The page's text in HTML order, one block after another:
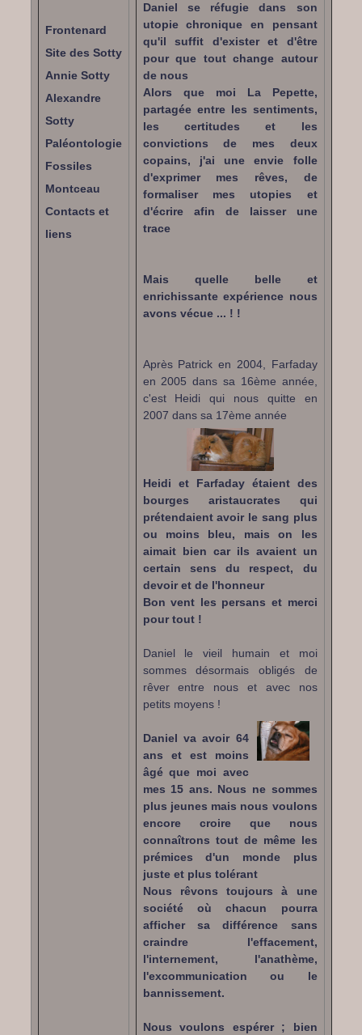
Frontenard
Site des Sotty
Annie Sotty
Alexandre
Sotty
Paléontologie
Fossiles
Montceau
Contacts et
liens
Daniel se réfugie dans son
utopie chronique en pensant
qu'il suffit d'exister et d'être
pour que tout change autour
de nous
Alors que moi La Pepette,
partagée entre les sentiments,
les certitudes et les
convictions de mes deux
copains, j'ai une envie folle
d'exprimer mes rêves, de
formaliser mes utopies et
d'écrire afin de laisser une
trace
Mais quelle belle et
enrichissante expérience nous
avons vécue ... ! !
Après Patrick en 2004, Farfaday
en 2005 dans sa 16ème année,
c'est Heidi qui nous quitte en
2007 dans sa 17ème année
Heidi et Farfaday étaient des
bourges aristaucrates qui
prétendaient avoir le sang plus
ou moins bleu, mais on les
aimait bien car ils avaient un
certain sens du respect, du
devoir et de l'honneur
Bon vent les persans et merci
pour tout !
Daniel le vieil humain et moi
sommes désormais obligés de
rêver entre nous et avec nos
petits moyens !
Daniel va avoir 64
ans et est moins
âgé que moi avec
mes 15 ans. Nous ne sommes
plus jeunes mais nous voulons
encore croire que nous
connaîtrons tout de même les
prémices d'un monde plus
juste et plus tolérant
Nous rêvons toujours à une
société où chacun pourra
afficher sa différence sans
craindre l'effacement,
l'internement, l'anathème,
l'excommunication ou le
bannissement.
Nous voulons espérer ; bien